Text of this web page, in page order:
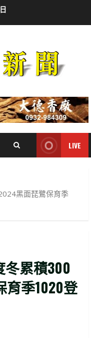
LIVE
黑面琵鷺保育季
累積300
育季1020登